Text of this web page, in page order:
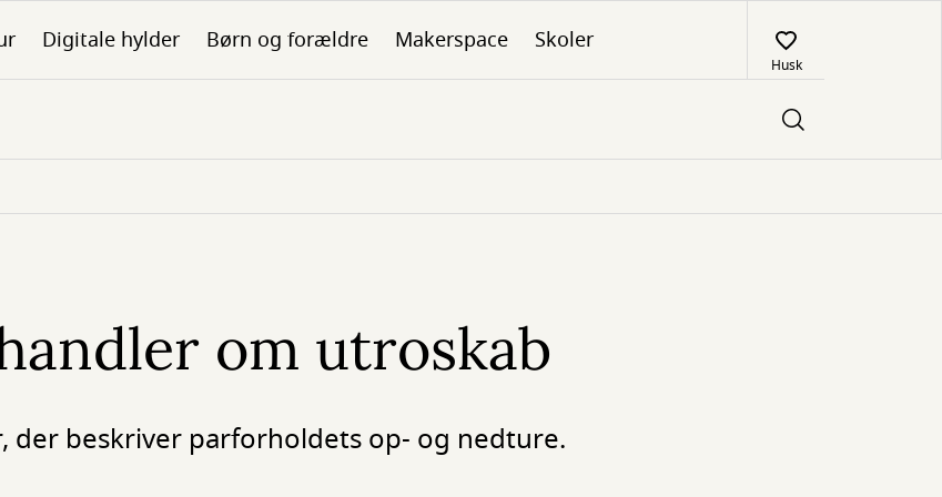
Digitale hylder Børn og forældre Makerspace Skoler
Husk
om utroskab
der beskriver parforholdets op- og nedture.